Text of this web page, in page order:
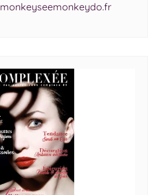
monkeyseemonkeydo.fr